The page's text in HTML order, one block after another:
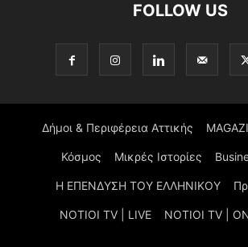
FOLLOW US
Δήμοι & Περιφέρεια Αττικής
Κόσμος Μικρές Ιστορίες
Η ΕΠΕΝΔΥΣΗ ΤΟΥ ΕΛΛΗΝΙΚΟΥ
NOTIOI TV | LIVE NOTIOI TV |